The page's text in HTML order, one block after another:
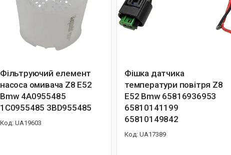
Фільтруючий елемент
насоса омивача Z8 E52
Bmw 4A0955485
1C0955485 3BD955485
UA19603
Фішка датчика
температури повітря Z8
E52 Bmw 65816936953
65810141199
65810149842
UA17389